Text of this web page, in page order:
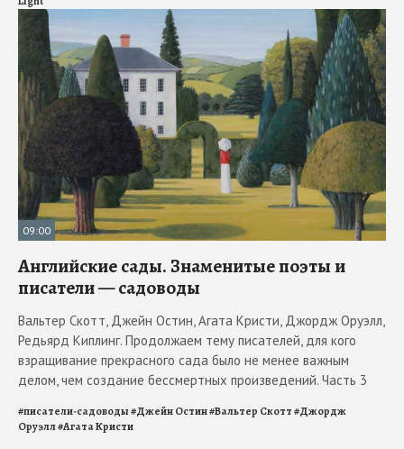
09:00
Английские сады. Знаменитые поэты и
писатели — садоводы
Вальтер Скотт, Джейн Остин, Агата Кристи, Джордж Оруэлл,
Редьярд Киплинг. Продолжаем тему писателей, для кого
взращивание прекрасного сада было не менее важным
делом, чем создание бессмертных произведений. Часть 3
#писатели-садоводы#Джейн Остин#Вальтер Скотт#Джордж
Оруэлл#Агата Кристи